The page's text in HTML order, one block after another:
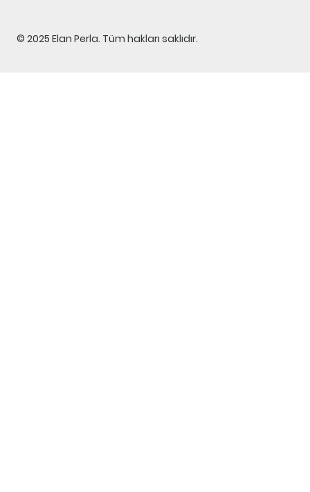
© 2025 Elan Perla. Tüm hakları saklıdır.